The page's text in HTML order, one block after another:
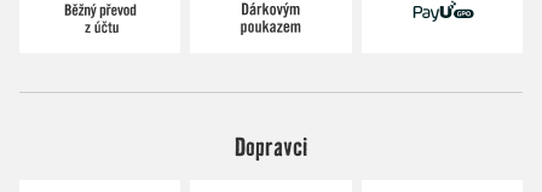
Dopravci